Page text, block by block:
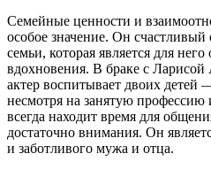
Семейные ценности и
особое значение. Он счастливый
семьи, которая является для
вдохновения. В браке с
актер воспитывает двоих
несмотря на занятую
всегда находит время для
достаточно внимания. Он
и заботливого мужа и отца.